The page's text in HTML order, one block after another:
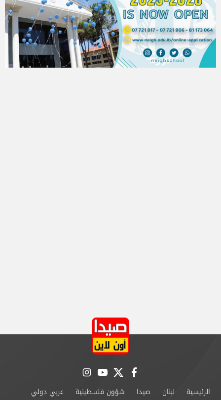
facebook
twitter
youtube
instagram
الرئيسية لبنان صيدا شؤون فلسطينية عربي دولي